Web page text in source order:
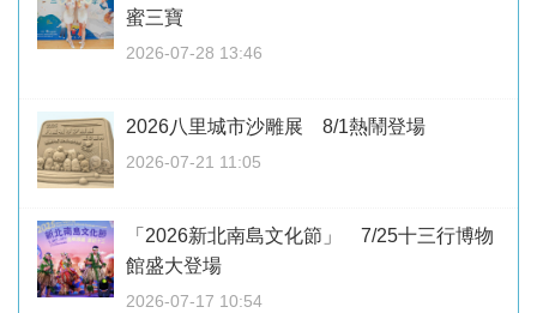
蜜三寶
2026-07-28 13:46
2026八里城市沙雕展 8/1熱鬧登場
2026-07-21 11:05
「2026新北南島文化節」 7/25十三行博物
館盛大登場
2026-07-17 10:54